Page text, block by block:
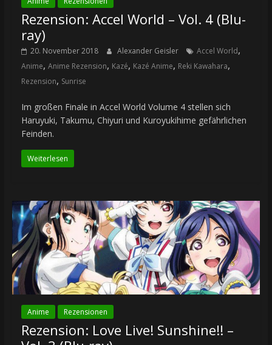
Rezension: Accel World – Vol. 4 (Blu-
ray)
20. November 2018 Alexander Geisler Accel World,
Anime, Anime Rezension, Kazé, Kazé Anime, Reki Kawahara,
Rezension, Sunrise
Im großen Finale in Accel World Volume 4 stellen sich
Haruyuki, Takumu, Chiyuri und Kuroyukihime gefährlichen
Feinden.
Weiterlesen
Anime Rezensionen
Rezension: Love Live! Sunshine!! –